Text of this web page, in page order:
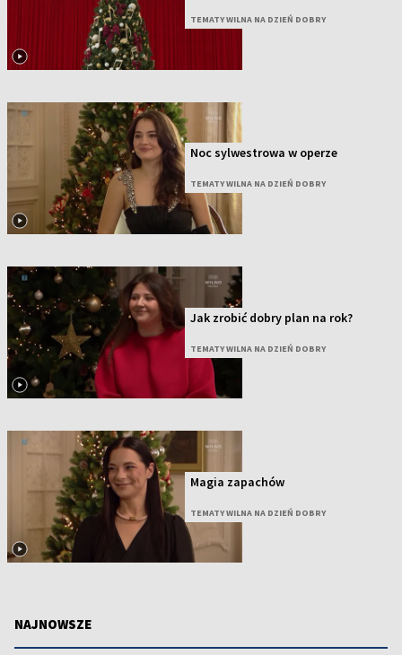
TEMATY WILNA NA DZIEŃ DOBRY
Noc sylwestrowa w operze
TEMATY WILNA NA DZIEŃ DOBRY
Jak zrobić dobry plan na rok?
TEMATY WILNA NA DZIEŃ DOBRY
Magia zapachów
TEMATY WILNA NA DZIEŃ DOBRY
NAJNOWSZE